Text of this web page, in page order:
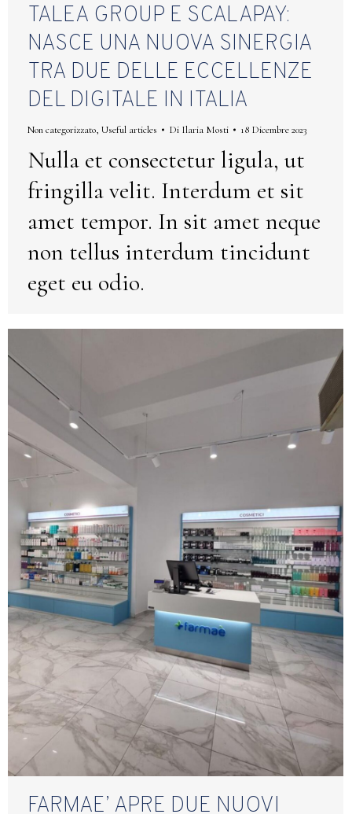
TALEA GROUP E SCALAPAY:
NASCE UNA NUOVA SINERGIA
TRA DUE DELLE ECCELLENZE
DEL DIGITALE IN ITALIA
Non categorizzato, Useful articles Di Ilaria Mosti 18 Dicembre 2023
Nulla et consectetur ligula, ut
fringilla velit. Interdum et sit
amet tempor. In sit amet neque
non tellus interdum tincidunt
eget eu odio.
FARMAE’ APRE DUE NUOVI